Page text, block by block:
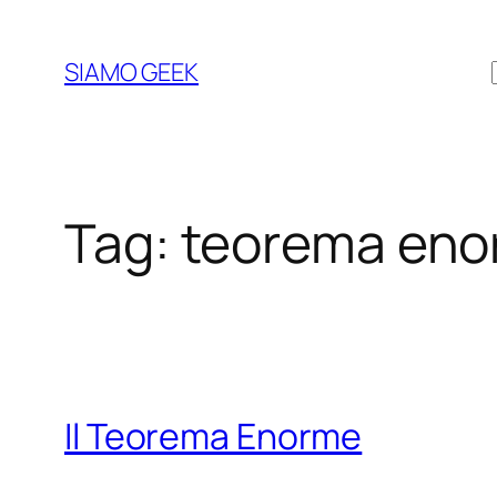
contenuto
SIAMO GEEK
Tag: teorema
Il Teorema Enorme